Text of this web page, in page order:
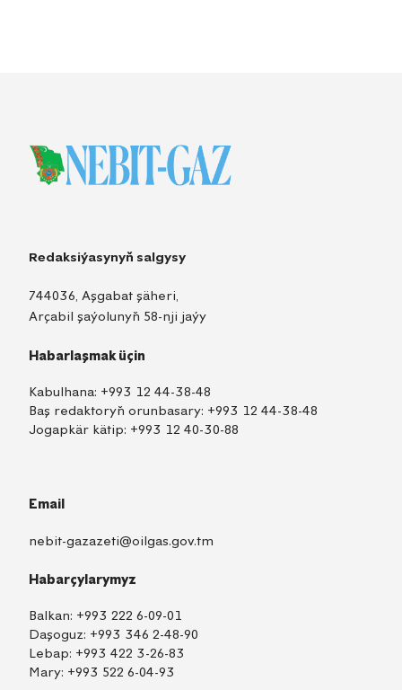
Redaksiýasynyň salgysy
744036, Aşgabat şäheri,
Arçabil şaýolunyň 58-nji jaýy
Habarlaşmak üçin
Kabulhana: +993 12 44-38-48
Baş redaktoryň orunbasary: +993 12 44-38-48
Jogapkär kätip: +993 12 40-30-88
Email
nebit-gazazeti@oilgas.gov.tm
Habarçylarymyz
Balkan: +993 222 6-09-01
Daşoguz: +993 346 2-48-90
Lebap: +993 422 3-26-83
Mary: +993 522 6-04-93